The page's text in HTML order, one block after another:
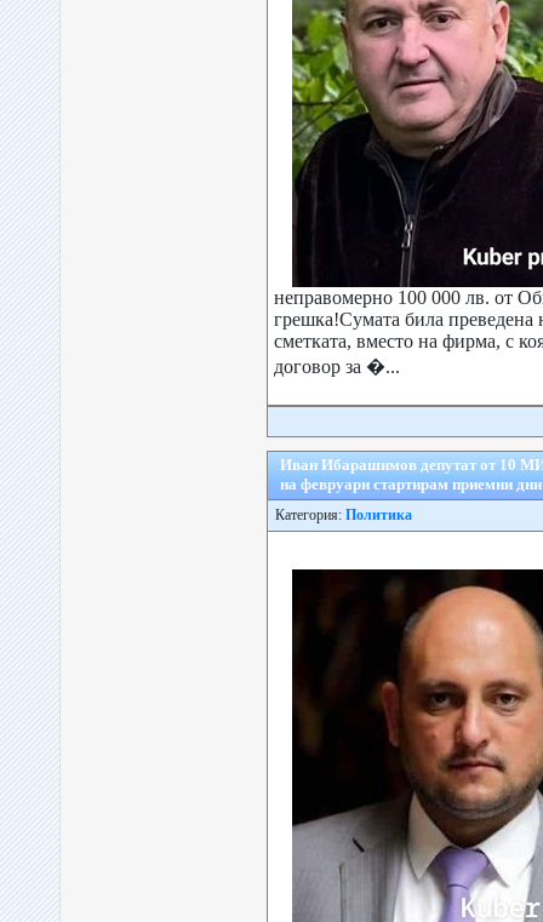
неправомерно 100 000 лв. от
грешка!Сумата била преведена
сметката, вместо на фирма, с
договор за �...
Иван Ибарашимов депутат от 10
на февруари стартирам приемни
Категория: Политика